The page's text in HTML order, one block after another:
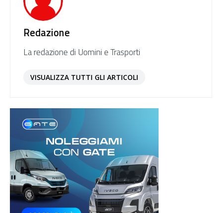
Redazione
La redazione di Uomini e Trasporti
VISUALIZZA TUTTI GLI ARTICOLI